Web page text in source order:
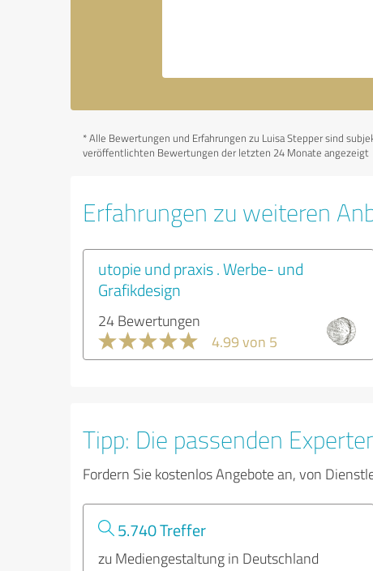
*Alle Bewertungen und Erfahrungen zu Luisa Stepper sind
veröffentlichten Bewertungen der letzten 24 Monate
Erfahrungen zu weiteren
utopie und praxis . Werbe- und
Grafikdesign
24 Bewertungen
4.99 von 5
Tipp: Die passenden
Fordern Sie kostenlos Angebote an, von
5.740 Treffer
zu Mediengestaltung in Deutschland